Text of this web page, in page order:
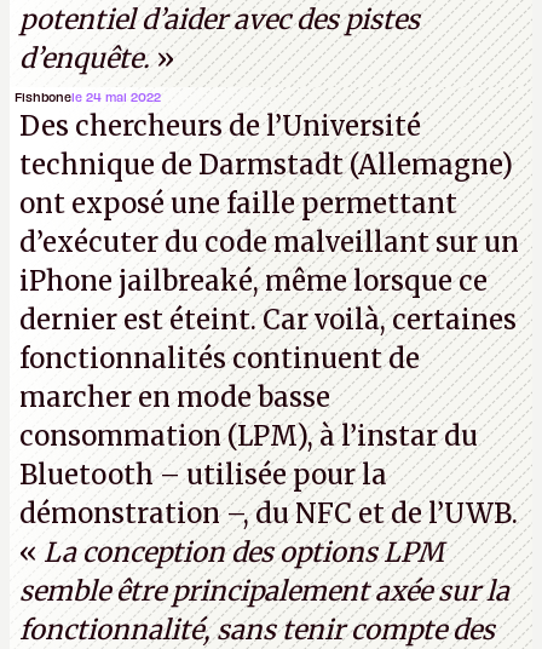
potentiel d’aider avec des pistes
d’enquête.»
Fishbonele 24 mai 2022
Des chercheurs de l’Université
technique de Darmstadt (Allemagne)
ont exposé une faille permettant
d’exécuter du code malveillant sur un
iPhone jailbreaké, même lorsque ce
dernier est éteint. Car voilà, certaines
fonctionnalités continuent de
marcher en mode basse
consommation (LPM), à l’instar du
Bluetooth – utilisée pour la
démonstration –, du NFC et de l’UWB.
« La conception des options LPM
semble être principalement axée sur la
fonctionnalité, sans tenir compte des